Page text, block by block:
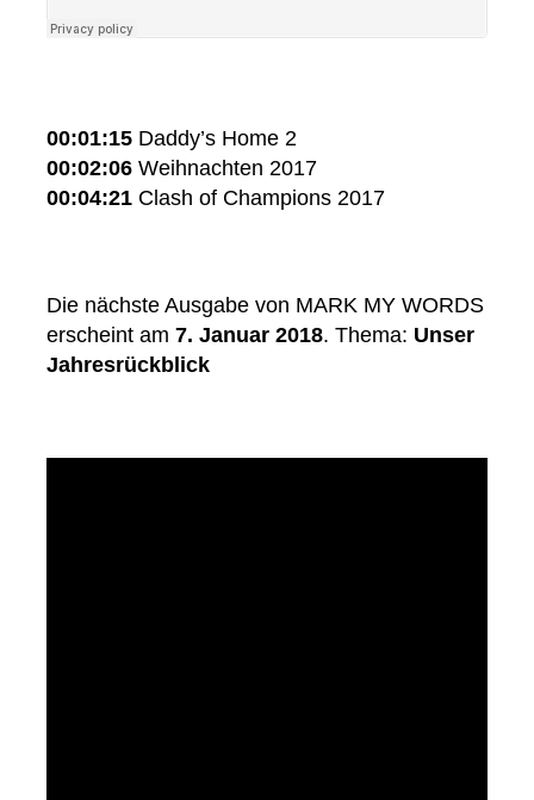
00:01:15 Daddy’s Home 2
00:02:06 Weihnachten 2017
00:04:21 Clash of Champions 2017
Die nächste Ausgabe von MARK MY WORDS
erscheint am 7. Januar 2018. Thema: Unser
Jahresrückblick